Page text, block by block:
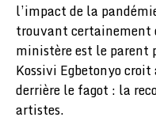
l’impact de la
trouvant certainement
ministère est le parent
Kossivi Egbetonyo
derrière le fagot : la
artistes.